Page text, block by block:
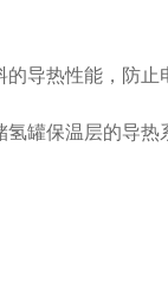
热性能，防止
罐保温层的导热